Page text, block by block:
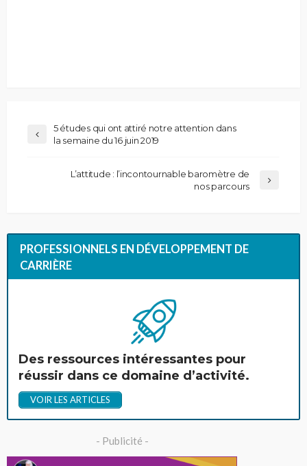
5 études qui ont attiré notre attention dans
la semaine du 16 juin 2019
L’attitude : l’incontournable baromètre de
nos parcours
PROFESSIONNELS EN DÉVELOPPEMENT DE
CARRIÈRE
Des ressources intéressantes pour
réussir dans ce domaine d’activité.
VOIR LES ARTICLES
- Publicité -